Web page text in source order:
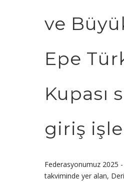
ve
Epe
Kupası
giriş
Federasyonumuz 2025 -
takviminde yer alan,